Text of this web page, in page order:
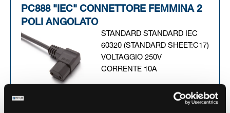
PC888 "IEC" CONNETTORE FEMMINA 2
POLI ANGOLATO
STANDARD STANDARD IEC
60320 (STANDARD SHEET:C17)
VOLTAGGIO 250V
CORRENTE 10A